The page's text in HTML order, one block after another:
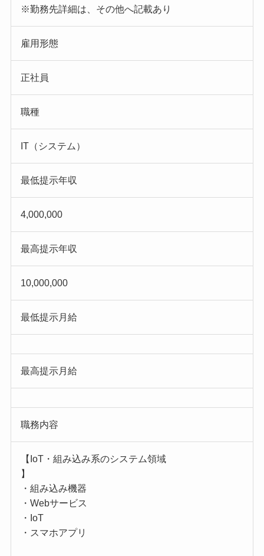
※勤務先詳細は、その他へ記載あり
雇用形態
正社員
職種
IT（システム）
最低提示年収
4,000,000
最高提示年収
10,000,000
最低提示月給
最高提示月給
職務内容
【IoT・組み込み系のシステム領域
】
・組み込み機器
・Webサービス
・IoT
・スマホアプリ